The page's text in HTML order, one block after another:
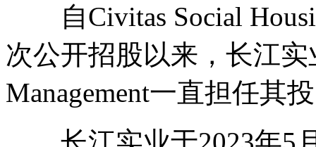
自Civitas Social
次公开招股以来，长江实
Management一直担任其